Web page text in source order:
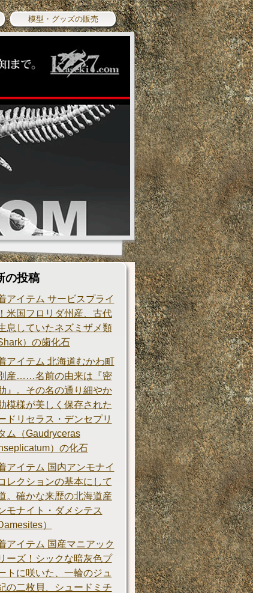
模型・グッズの販売
の投稿
アイテム サービスプライ
米国フロリダ州産、古代
息していたネズミザメ類
）の歯化石
アイテム 北海道むかわ町
産……名前の由来は『密
』。その名の通り細やか
模様が美しく保存された
ドリセラス・デンセプリ
ム（Gaudryceras
）の化石
アイテム 国内アンモナイ
レクションの基本にして
。確かな来歴の北海道産
モナイト・ダメシテス
）
アイテム 国産マニアック
ーズ！シックな暗灰色プ
トに咲いた、一輪のジュ
の二枚貝、シュードミチ